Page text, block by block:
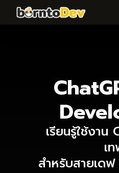
เรียนรู้ใช้งาน
เ
สำหรับสายเด